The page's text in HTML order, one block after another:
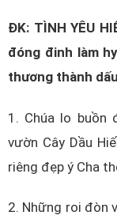
ĐK: TÌNH YÊU
đóng đinh làm
thương thành
1. Chúa lo buồn
vườn Cây Dầu
riêng đẹp ý Cha
2. Những roi đòn